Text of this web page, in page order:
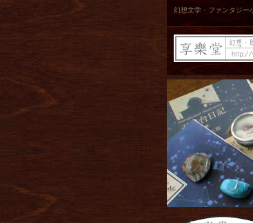
幻想文学・ファンタジ